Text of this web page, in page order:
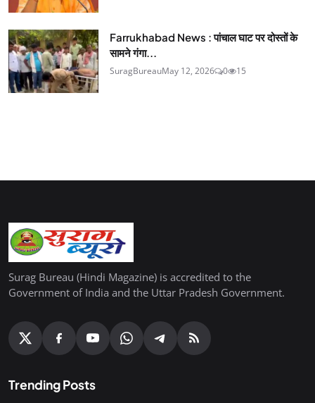
Farrukhabad News : पांचाल घाट पर दोस्तों के
सामने गंगा...
SuragBureauMay 12, 2026 0 15
Surag Bureau (Hindi Magazine) is accredited to the
Government of India and the Uttar Pradesh Government.
Trending Posts